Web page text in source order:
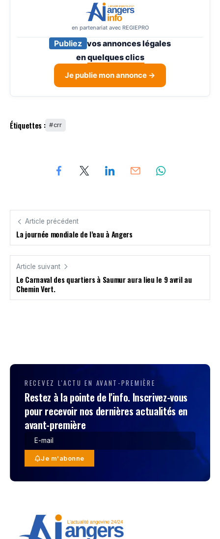
en partenariat avec REGIEPRO
Publiez vos annonces légales
enquelques clics
Je publie mon annonce →
Étiquettes : crr
Article précédent
La journée mondiale de l’eau à Angers
Article suivant
Le Carnaval des quartiers à Saumur aura lieu le 9 avril au
Chemin Vert.
RECEVEZ L'ACTU EN AVANT-PREMIÈRE
Restez à la pointe de l'info. Inscrivez-vous
pour recevoir nos dernières actualités en
avant-première
Je m'abonne